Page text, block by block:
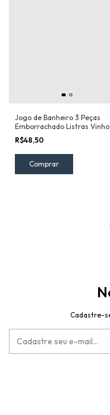
Jogo de Banheiro 3 Peças
Emborrachado Listras Vinho
R$48,50
Cadastre-